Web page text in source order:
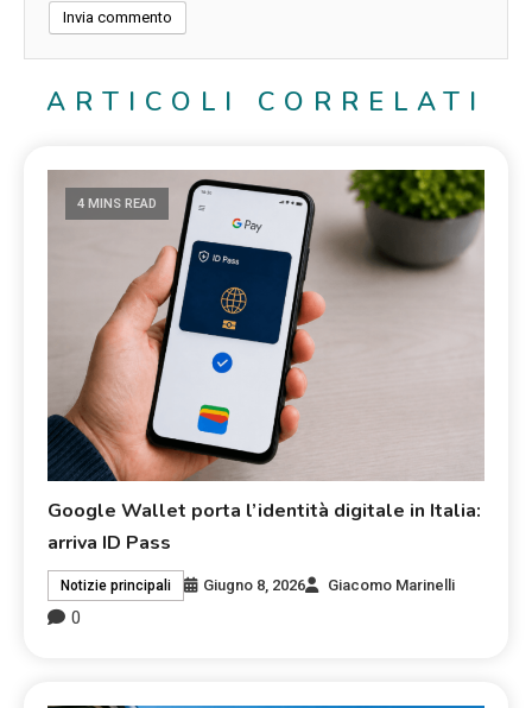
ARTICOLI CORRELATI
4 MINS READ
Google Wallet porta l’identità digitale in Italia:
arriva ID Pass
Notizie principali Giugno 8, 2026 Giacomo Marinelli
0